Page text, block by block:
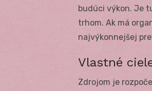
budúci výkon. Je
trhom. Ak má
najvýkonnejšej
Vlastné
Zdrojom je